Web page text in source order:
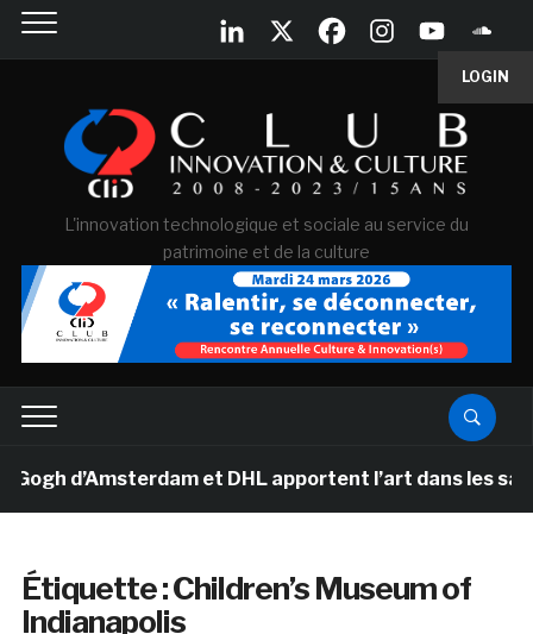
LOGIN
L'innovation technologique et sociale au service du
patrimoine et de la culture
d’Amsterdam et DHL apportent l’art dans les salles
Étiquette :Children’s Museum of
Indianapolis